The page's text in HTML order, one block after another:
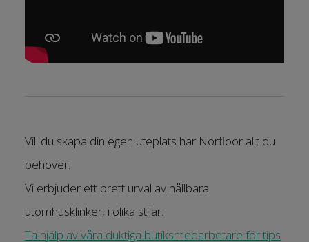
Vill du skapa din egen uteplats har Norfloor allt du
behöver.
Vi erbjuder ett brett urval av hållbara
utomhusklinker, i olika stilar.
Ta hjälp av våra duktiga butiksmedarbetare för tips